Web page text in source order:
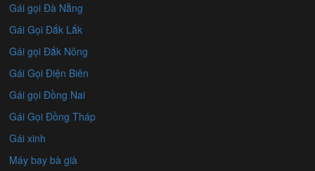
Gái gọi Đà Nẵng
Gái Gọi Đắk Lắk
Gái gọi Đắk Nông
Gái Gọi Điện Biên
Gái gọi Đồng Nai
Gái Gọi Đồng Tháp
Gái xinh
Máy bay bà già